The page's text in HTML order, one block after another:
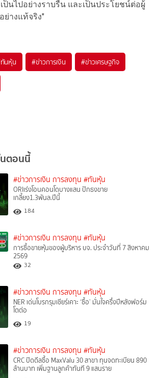
ป็นไปอย่างราบรื่น และเป็นประโยชน์ต่อผู้
างแท้จริง"
ทันหุ้น #ข่าวการเงิน #ข่าวเศรษฐกิจ
ตอนนี้
#ข่าวการเงิน การลงทุน #ทันหุ้น
ORIเร่งโอนคอนโดบางแสน ปักธงขาย
เกลี้ยง1.3พันล.ปีนี้
184
#ข่าวการเงิน การลงทุน #ทันหุ้น
การซื้อขายหุ้นของผู้บริหาร บจ. ประจำวันที่ 7 สิงหาคม
2569
32
#ข่าวการเงิน การลงทุน #ทันหุ้น
NER เด่นโบรกรุมเชียร์เคาะ ‘ซื้อ’ มั่นใจครึ่งปีหลังฟอร์ม
โตต่อ
19
#ข่าวการเงิน การลงทุน #ทันหุ้น
CRC ปิดดีลซื้อ MaxValu 30 สาขา ทุนจดทะเบียน 890
ล้านบาท เพิ่มฐานลูกค้าทันที 9 แสนราย